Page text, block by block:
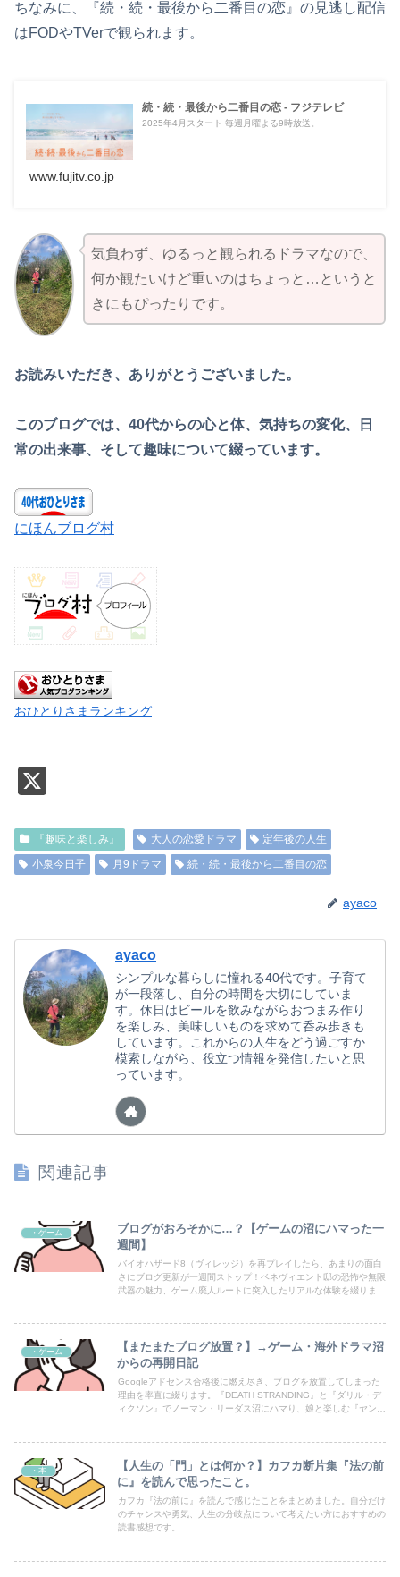
ちなみに、『続・続・最後から二番目の恋』の見逃し配信
はFODやTVerで観られます。
続・続・最後から二番目の恋 - フジテレビ
2025年4月スタート 毎週月曜よる9時放送。
www.fujitv.co.jp
気負わず、ゆるっと観られるドラマなので、
何か観たいけど重いのはちょっと…というと
きにもぴったりです。
お読みいただき、ありがとうございました。
このブログでは、40代からの心と体、気持ちの変化、日
常の出来事、そして趣味について綴っています。
にほんブログ村
おひとりさまランキング
『趣味と楽しみ』 大人の恋愛ドラマ
定年後の人生
小泉今日子
月9ドラマ 続・続・最後から二番目の恋
ayaco
ayaco
シンプルな暮らしに憧れる40代です。子育て
が一段落し、自分の時間を大切にしていま
す。休日はビールを飲みながらおつまみ作り
を楽しみ、美味しいものを求めて呑み歩きも
しています。これからの人生をどう過ごすか
模索しながら、役立つ情報を発信したいと思
っています。
関連記事
・ゲーム
ブログがおろそかに…？【ゲームの沼にハマった一
週間】
バイオハザード8（ヴィレッジ）を再プレイしたら、あまりの面白
さにブログ更新が一週間ストップ！ベネヴィエント邸の恐怖や無限
武器の魅力、ゲーム廃人ルートに突入したリアルな体験を綴りま
・ゲーム
【またまたブログ放置？】→ゲーム・海外ドラマ沼
からの再開日記
Googleアドセンス合格後に燃え尽き、ブログを放置してしまった
理由を率直に綴ります。『DEATH STRANDING』と『ダリル・デ
ィクソン』でノーマン・リーダス沼にハマり、娘と楽しむ『ヤン
・本
【人生の「門」とは何か？】カフカ断片集『法の前
に』を読んで思ったこと。
カフカ『法の前に』を読んで感じたことをまとめました。自分だけ
のチャンスや勇気、人生の分岐点について考えたい方におすすめの
読書感想です。